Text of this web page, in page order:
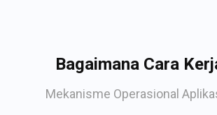
Bagaimana Cara
Mekanisme Operasional